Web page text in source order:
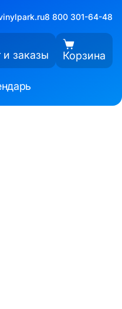
8 800 301-64-48
и заказы Корзина